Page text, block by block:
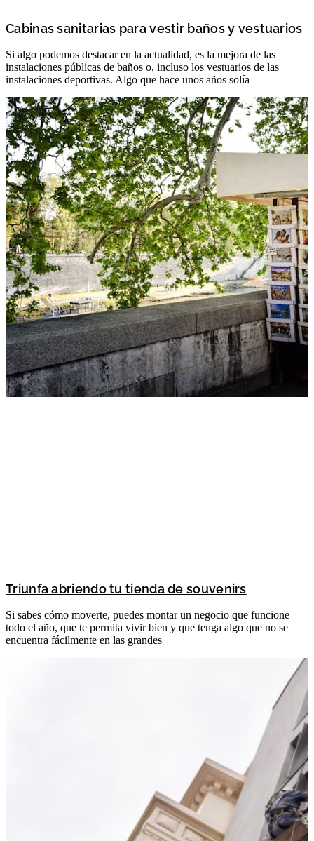
Cabinas sanitarias para vestir baños y vestuarios
Si algo podemos destacar en la actualidad, es la mejora de las
instalaciones públicas de baños o, incluso los vestuarios de las
instalaciones deportivas. Algo que hace unos años solía
Triunfa abriendo tu tienda de souvenirs
Si sabes cómo moverte, puedes montar un negocio que funcione
todo el año, que te permita vivir bien y que tenga algo que no se
encuentra fácilmente en las grandes